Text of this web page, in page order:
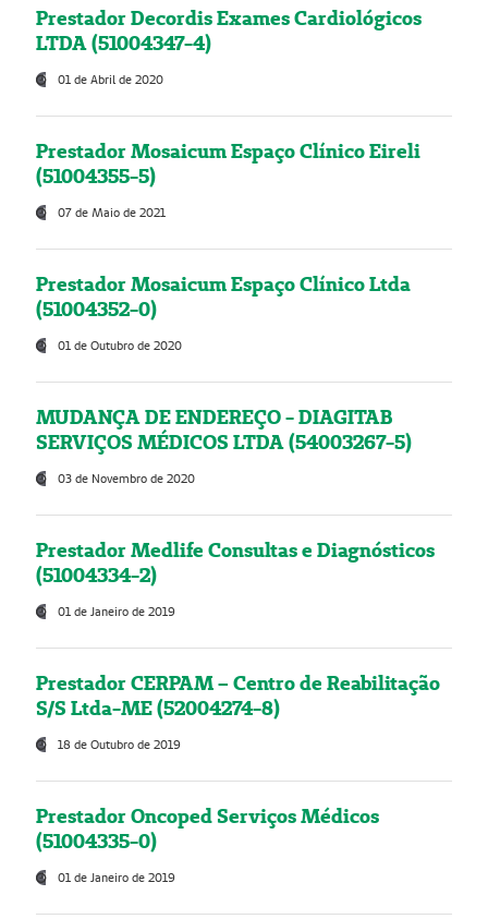
Prestador Decordis Exames Cardiológicos
LTDA (51004347-4)
01 de Abril de 2020
Prestador Mosaicum Espaço Clínico Eireli
(51004355-5)
07 de Maio de 2021
Prestador Mosaicum Espaço Clínico Ltda
(51004352-0)
01 de Outubro de 2020
MUDANÇA DE ENDEREÇO - DIAGITAB
SERVIÇOS MÉDICOS LTDA (54003267-5)
03 de Novembro de 2020
Prestador Medlife Consultas e Diagnósticos
(51004334-2)
01 de Janeiro de 2019
Prestador CERPAM – Centro de Reabilitação
S/S Ltda-ME (52004274-8)
18 de Outubro de 2019
Prestador Oncoped Serviços Médicos
(51004335-0)
01 de Janeiro de 2019